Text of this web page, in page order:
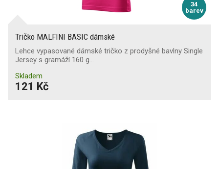
34
barev
Tričko MALFINI BASIC dámské
Lehce vypasované dámské tričko z prodyšné bavlny Single
Jersey s gramáží 160 g…
Skladem
121 Kč